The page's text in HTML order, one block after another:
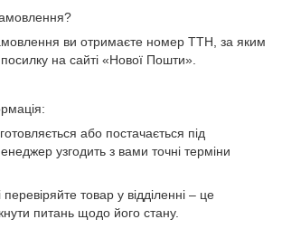
ви отримаєте номер ТТН, за яким
на сайті «Нової Пошти».
або постачається під
узгодить з вами точні терміни
товар у відділенні – це
питань щодо його стану.